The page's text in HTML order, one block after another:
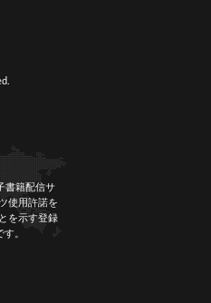
書籍配信サ
使用許諾を
を示す登録
。